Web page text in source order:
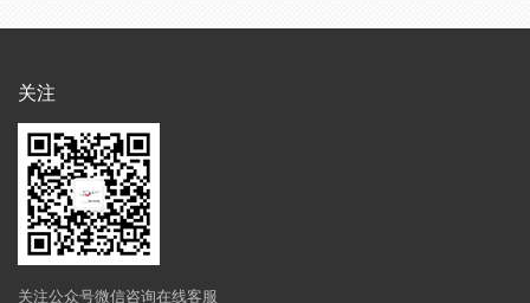
关注
关注公众号微信咨询在线客服